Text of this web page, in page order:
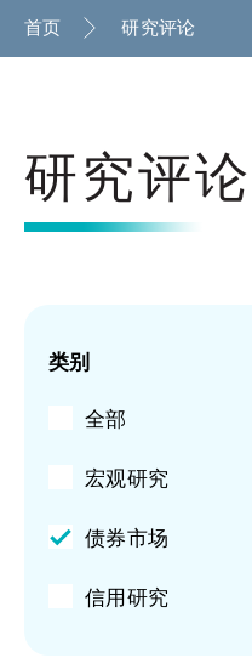
首页 研究评论
研究评论
类别
全部
宏观研究
债券市场
信用研究